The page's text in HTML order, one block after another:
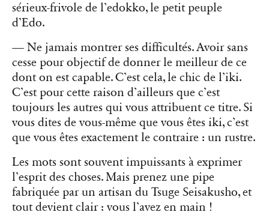
sérieux-frivole de l’edokko, le petit peuple
d’Edo.
— Ne jamais montrer ses difficultés. Avoir sans
cesse pour objectif de donner le meilleur de ce
dont on est capable. C’est cela, le chic de l’iki.
C’est pour cette raison d’ailleurs que c’est
toujours les autres qui vous attribuent ce titre. Si
vous dites de vous-même que vous êtes iki, c’est
que vous êtes exactement le contraire : un rustre.
Les mots sont souvent impuissants à exprimer
l’esprit des choses. Mais prenez une pipe
fabriquée par un artisan du Tsuge Seisakusho, et
tout devient clair : vous l’avez en main !